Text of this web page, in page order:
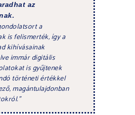
az
a
is felismerték, így a
kihívásainak
immár digitális
is gyűjtenek
történeti értékkel
magántulajdonban